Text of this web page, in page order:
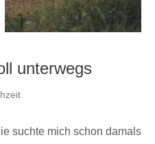
unterwegs
suchte mich schon damals